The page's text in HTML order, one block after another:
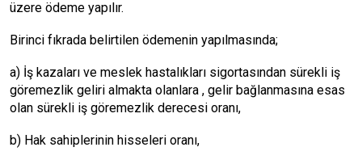
üzere ödeme yapılır.
Birinci fıkrada belirtilen ödemenin yapılmasında;
a) İş kazaları ve meslek hastalıkları sigortasından sürekli iş
göremezlik geliri almakta olanlara , gelir bağlanmasına esas
olan sürekli iş göremezlik derecesi oranı,
b) Hak sahiplerinin hisseleri oranı,